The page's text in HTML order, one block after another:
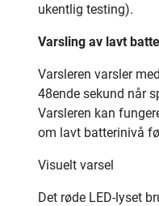
ukentlig testing).
Varsling av lavt
Varsleren varsler
48ende sekund når
Varsleren kan
om lavt batterinivå
Visuelt varsel
Det røde LED-lyset